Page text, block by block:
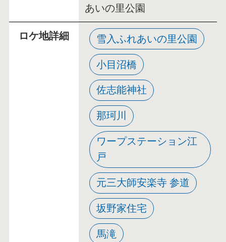
あいの里公園
ロケ地詳細 雪入ふれあいの里公園
小目沼橋
佐志能神社
那珂川
ワープステーション江
戸
元三大師安楽寺 参道
坂野家住宅
馬滝